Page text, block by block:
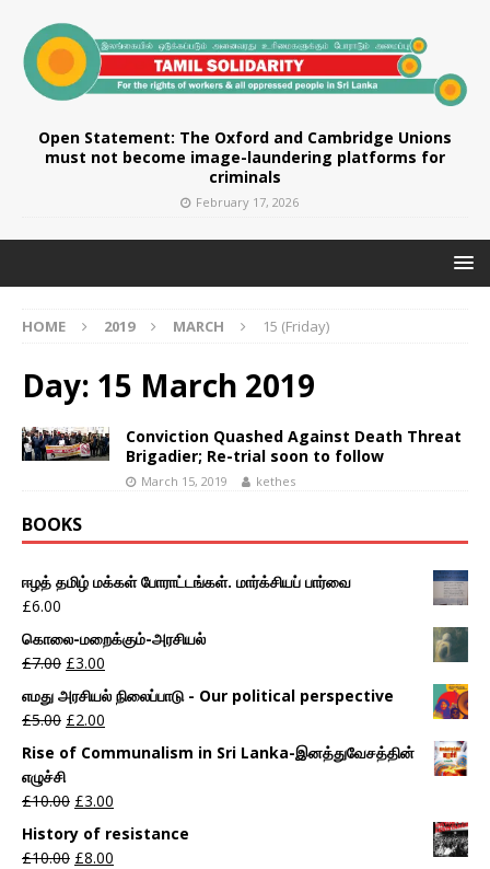
Open Statement: The Oxford and Cambridge Unions
must not become image-laundering platforms for
criminals
February 17, 2026
HOME 2019 MARCH 15 (Friday)
Day: 15 March 2019
Conviction Quashed Against Death Threat
Brigadier; Re-trial soon to follow
March 15, 2019 kethes
BOOKS
ஈழத் தமிழ் மக்கள் போராட்டங்கள். மார்க்சியப் பார்வை
£6.00
கொலை-மறைக்கும்-அரசியல்
£7.00 £3.00
எமது அரசியல் நிலைப்பாடு - Our political perspective
£5.00 £2.00
Rise of Communalism in Sri Lanka-இனத்துவேசத்தின்
எழுச்சி
£10.00 £3.00
History of resistance
£10.00 £8.00